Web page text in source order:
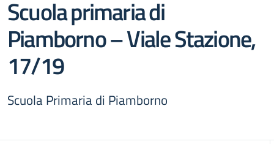
Scuola primaria di
Piamborno – Viale Stazione,
17/19
Scuola Primaria di Piamborno